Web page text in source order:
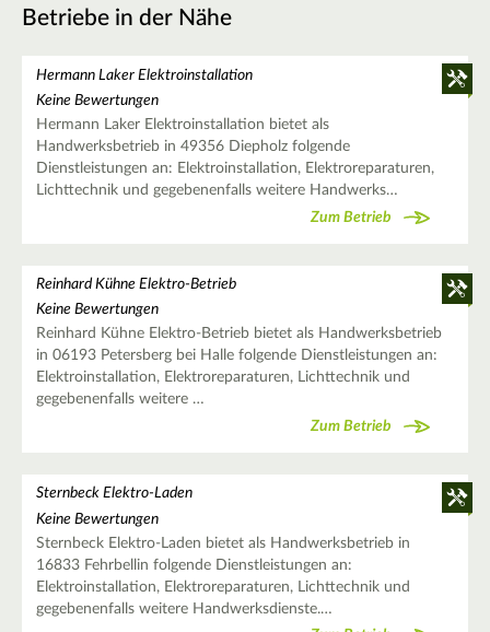
Betriebe in der Nähe
Hermann Laker Elektroinstallation
Keine Bewertungen
Hermann Laker Elektroinstallation bietet als
Handwerksbetrieb in 49356 Diepholz folgende
Dienstleistungen an: Elektroinstallation, Elektroreparaturen,
Lichttechnik und gegebenenfalls weitere Handwerks…
Zum Betrieb
Reinhard Kühne Elektro-Betrieb
Keine Bewertungen
Reinhard Kühne Elektro-Betrieb bietet als Handwerksbetrieb
in 06193 Petersberg bei Halle folgende Dienstleistungen an:
Elektroinstallation, Elektroreparaturen, Lichttechnik und
gegebenenfalls weitere …
Zum Betrieb
Sternbeck Elektro-Laden
Keine Bewertungen
Sternbeck Elektro-Laden bietet als Handwerksbetrieb in
16833 Fehrbellin folgende Dienstleistungen an:
Elektroinstallation, Elektroreparaturen, Lichttechnik und
gegebenenfalls weitere Handwerksdienste.…